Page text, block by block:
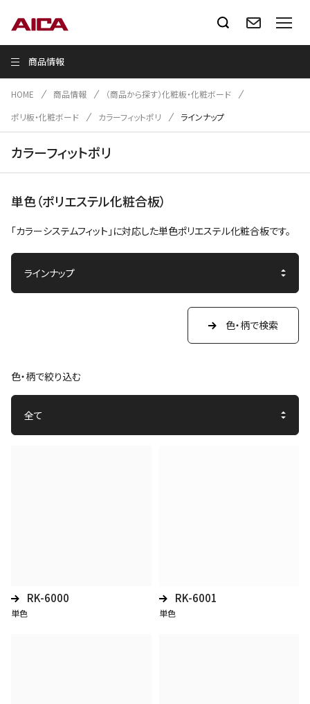
商品情報
HOME 商品情報
（商品から探す）化粧板・化粧ボード
ポリ板・化粧ボード
カラーフィットポリ ラインナップ
カラーフィットポリ
単色（ポリエステル化粧合板）
「カラーシステムフィット」に対応した単色ポリエステル化粧合板です。
色・柄で検索
色・柄で絞り込む
RK-6000
単色
RK-6001
単色